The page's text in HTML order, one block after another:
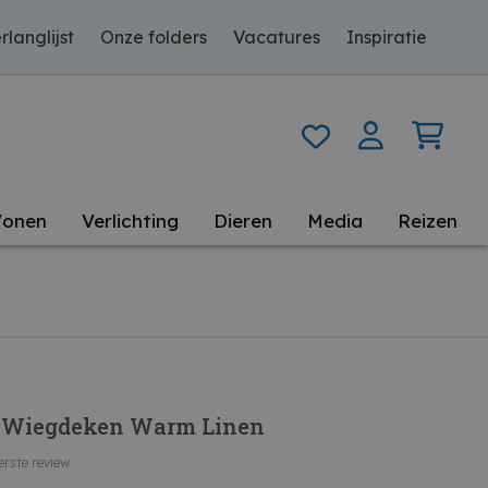
Onze folders Vacatures Inspiratie
Verlichting Dieren Media Reizen
Warm Linen
review